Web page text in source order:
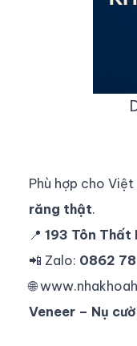
Phù hợp cho
răng thật.
📍 193 Tôn Thất
📲 Zalo: 0862
🌐
Veneer – Nụ